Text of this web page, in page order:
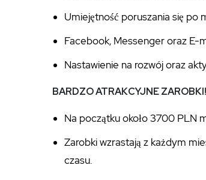
Umiejętność poruszania się po
Facebook, Messenger oraz E-
Nastawienie na rozwój oraz
BARDZO ATRAKCYJNE ZAROBKI!
Na początku około 3700 PLN
Zarobki wzrastają z każdym
czasu.